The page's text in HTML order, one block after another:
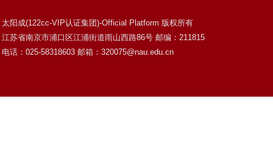
太阳成(122cc-VIP认证集团)-Official Platform 版权所有
江苏省南京市浦口区江浦街道雨山西路86号 邮编：211815
电话：025-58318603 邮箱：320075@nau.edu.cn